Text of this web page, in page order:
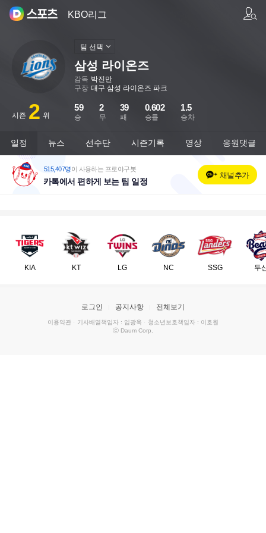
KBO리그
삼성 라이온즈
감독 박진만
구장 대구 삼성 라이온즈 파크
시즌 2 위 승
59
무
2
패
39
승률
0.602
승차
1.5
팀 선택
일정 뉴스 선수단 시즌기록 영상 응원댓글
515,407명이 사용하는 프로야구봇
카톡에서 편하게 보는 팀 일정
채널추가
KIA KT LG NC SSG 두
로그인 공지사항 전체보기
이용약관 · 기사배열책임자 : 임광욱 · 청소년보호책임자 : 이호원
ⓒ Daum Corp.